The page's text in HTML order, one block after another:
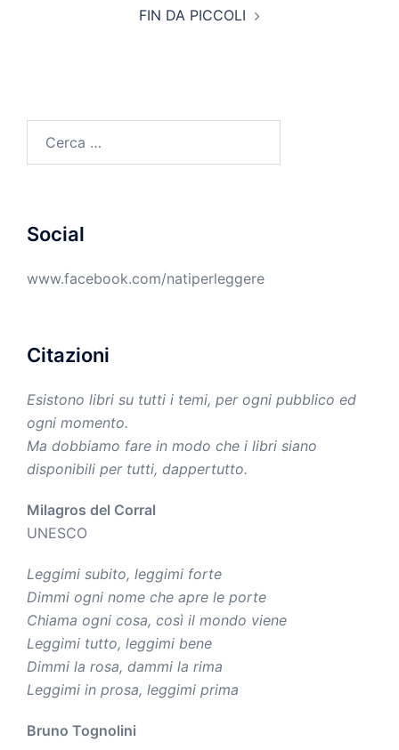
FIN DA PICCOLI
Social
www.facebook.com/natiperleggere
Citazioni
Esistono libri su tutti i temi, per ogni pubblico ed
ogni momento.
Ma dobbiamo fare in modo che i libri siano
disponibili per tutti, dappertutto.
Milagros del Corral
UNESCO
Leggimi subito, leggimi forte
Dimmi ogni nome che apre le porte
Chiama ogni cosa, così il mondo viene
Leggimi tutto, leggimi bene
Dimmi la rosa, dammi la rima
Leggimi in prosa, leggimi prima
Bruno Tognolini